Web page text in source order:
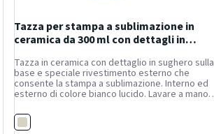
Tazza per stampa a sublimazione in
ceramica da 300 ml con dettagli in
Tazza in ceramica con dettaglio in sughero sulla
base e speciale rivestimento esterno che
consente la stampa a sublimazione. Interno ed
esterno di colore bianco lucido. Lavare a mano
in una confezione regalo in cartone riciclato.
Capacità: 300 ml.
Bianco